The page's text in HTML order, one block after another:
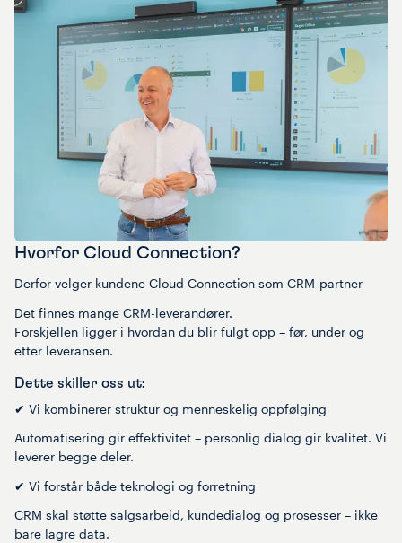
Hvorfor Cloud Connection?
Derfor velger kundene Cloud Connection som CRM-partner
Det finnes mange CRM-leverandører.
Forskjellen ligger i hvordan du blir fulgt opp – før, under og
etter leveransen.
Dette skiller oss ut:
✔ Vi kombinerer struktur og menneskelig oppfølging
Automatisering gir effektivitet – personlig dialog gir kvalitet. Vi
leverer begge deler.
✔ Vi forstår både teknologi og forretning
CRM skal støtte salgsarbeid, kundedialog og prosesser – ikke
bare lagre data.